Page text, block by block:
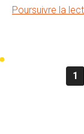
Poursuivre la
1